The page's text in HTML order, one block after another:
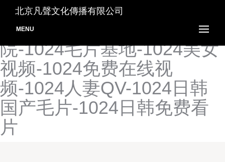
1024看片色-1024老司机看
片-1024伦理片-1024伦理影
院-1024毛片基地-1024美女
视频-1024免费在线视
频-1024人妻QV-1024日韩
国产毛片-1024日韩免费看
片
北京凡聲文化傳播有限公司
MENU